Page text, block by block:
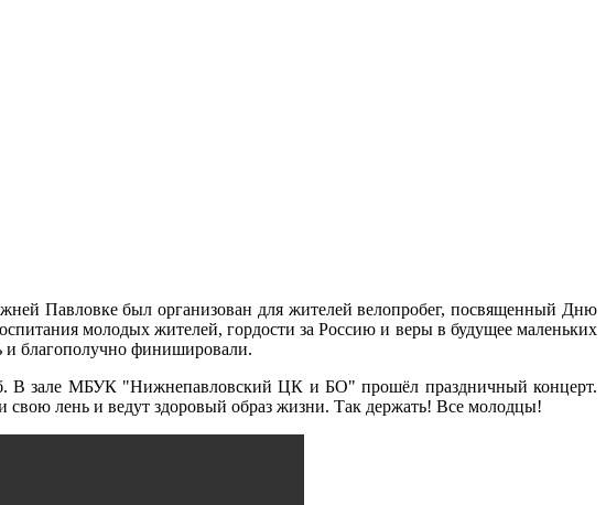
Павловке был организован для жителей велопробег, посвященный Дню
молодых жителей, гордости за Россию и веры в будущее маленьких
и благополучно финишировали.
зале МБУК "Нижнепавловский ЦК и БО" прошёл праздничный концерт.
лень и ведут здоровый образ жизни. Так держать! Все молодцы!